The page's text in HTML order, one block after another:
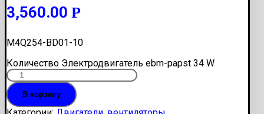
3,560.00 Р
M4Q254-BD01-10
Количество Электродвигатель ebm-papst 34 W
В корзину